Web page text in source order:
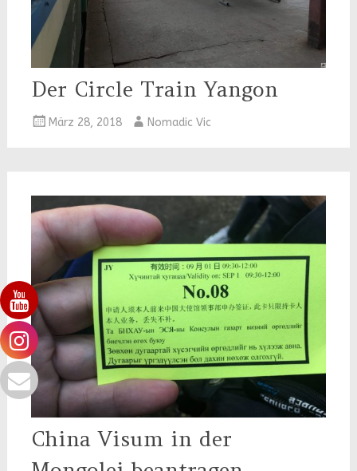
Der Circle Train Yangon
März 28, 2018 Nomadic Vic
China Visum in der